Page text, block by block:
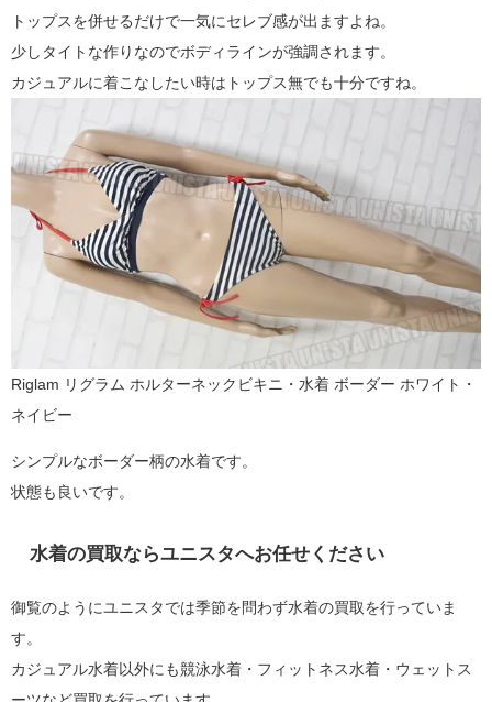
トップスを併せるだけで一気にセレブ感が出ますよね。
少しタイトな作りなのでボディラインが強調されます。
カジュアルに着こなしたい時はトップス無でも十分ですね。
Riglam リグラム ホルターネックビキニ・水着 ボーダー ホワイト・
ネイビー
シンプルなボーダー柄の水着です。
状態も良いです。
水着の買取ならユニスタへお任せください
御覧のようにユニスタでは季節を問わず水着の買取を行っていま
す。
カジュアル水着以外にも競泳水着・フィットネス水着・ウェットス